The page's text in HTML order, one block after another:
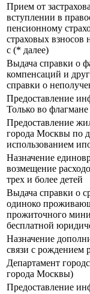
Прием от
вступлении в
пенсионному
страховых взносов
с (* далее)
Выдача справки о
компенсаций и
справки о
Предоставление
Только во флагмане
Предоставление
города Москвы по
использованием
Назначение
возмещение
трех и более детей
Выдача справки о
одиноко
прожиточного
бесплатной
Назначение
связи с рождением
Департамент
города Москвы)
Предоставление